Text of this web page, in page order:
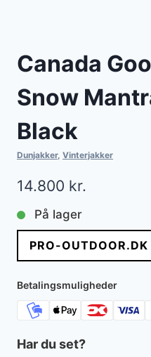
Canada
Snow
Black
Dunjakker, Vinterjakker
14.800 kr.
På lager
PRO-
Betalingsmuligheder
Har du set?